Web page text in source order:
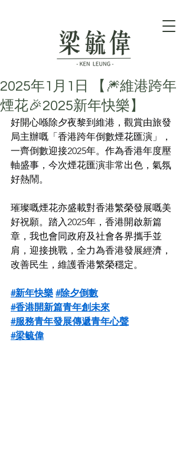
2025年1月1日 【🎆維港跨年
煙花🎉2025新年快樂】
好開心喺除夕夜黎到維港，觀賞由旅發
局主辦嘅「香港跨年倒數煙花匯演」，
一齊倒數迎接2025年。作為香港年度壓
軸盛事，今次煙花匯演非常出色，氣氛
好熱鬧。
璀璨嘅煙花亦盛載對香港繁榮發展嘅美
好祝願。踏入2025年，香港開啟新篇
章，我也會同政府及社會各界攜手並
肩，迎接挑戰，全力為香港發展經濟，
改善民生，維護香港繁榮穩定。
#新年快樂 #除夕倒數
#香港開新篇青年創未來
#服務青年發展傳遞青年心聲
#梁毓偉